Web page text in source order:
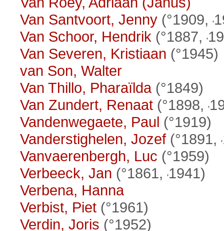
Van Santvoort, Jenny (°1909,
Van Schoor, Hendrik (°1887,
Van Severen, Kristiaan (°1945)
van Son, Walter
Van Thillo, Pharaïlda(°1849)
Van Zundert, Renaat (°1898,
Vandenwegaete, Paul (°1919)
Vanderstighelen, Jozef(°1891,
Vanvaerenbergh, Luc (°1959)
Verbeeck, Jan (°1861, 1941)
Verbena, Hanna
Verbist, Piet (°1961)
Verdin, Joris (°1952)